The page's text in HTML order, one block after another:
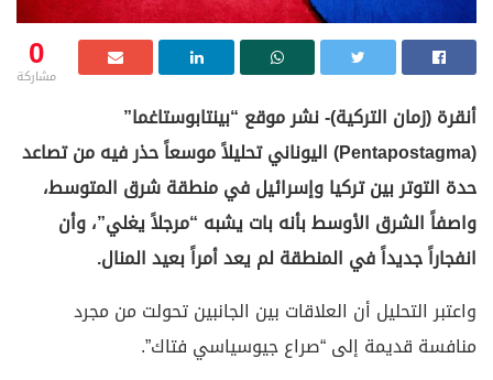
0
مشاركة
أنقرة (زمان التركية)- نشر موقع “بينتابوستاغما”
(Pentapostagma) اليوناني تحليلاً موسعاً حذر فيه من تصاعد
حدة التوتر بين تركيا وإسرائيل في منطقة شرق المتوسط،
واصفاً الشرق الأوسط بأنه بات يشبه “مرجلاً يغلي”، وأن
انفجاراً جديداً في المنطقة لم يعد أمراً بعيد المنال.
واعتبر التحليل أن العلاقات بين الجانبين تحولت من مجرد
منافسة قديمة إلى “صراع جيوسياسي فتاك”.